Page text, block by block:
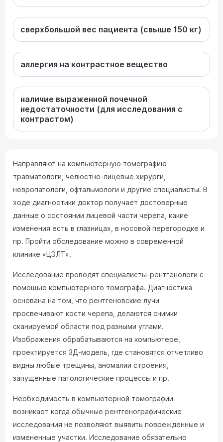
сверхбольшой вес пациента (свыше 150 кг)
аллергия на контрастное вещество
наличие выраженной почечной
недостаточности (для исследования с
контрастом)
Направляют на компьютерную томографию
травматологи, челюстно-лицевые хирурги,
невропатологи, офтальмологи и другие специалисты. В
ходе диагностики доктор получает достоверные
данные о состоянии лицевой части черепа, какие
изменения есть в глазницах, в носовой перегородке и
пр. Пройти обследование можно в современной
клинике «ЦЭЛТ».
Исследование проводят специалисты-рентгенологи с
помощью компьютерного томографа. Диагностика
основана на том, что рентгеновские лучи
просвечивают кости черепа, делаются снимки
сканируемой области под разными углами.
Изображения обрабатываются на компьютере,
проектируется 3Д-модель, где становятся отчетливо
видны любые трещины, аномалии строения,
запущенные патологические процессы и пр.
Необходимость в компьютерной томографии
возникает когда обычные рентгенографические
исследования не позволяют выявить поврежденные и
измененные участки. Исследование обязательно